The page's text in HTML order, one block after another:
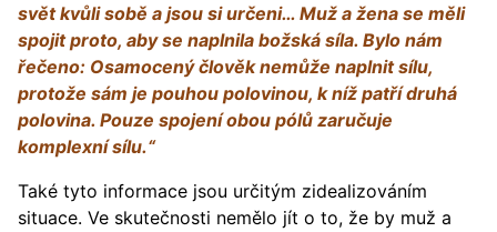
svět kvůli sobě a jsou si určeni… Muž a žena se měli
spojit proto, aby se naplnila božská síla. Bylo nám
řečeno: Osamocený člověk nemůže naplnit sílu,
protože sám je pouhou polovinou, k níž patří druhá
polovina. Pouze spojení obou pólů zaručuje
komplexní sílu.“
Také tyto informace jsou určitým zidealizováním
situace. Ve skutečnosti nemělo jít o to, že by muž a